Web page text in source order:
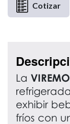
Cotizar
La
exhibir
fríos con